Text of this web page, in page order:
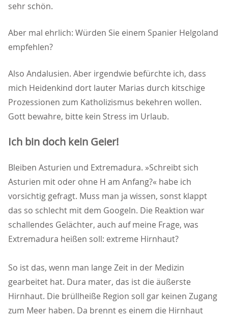
sehr schön.
Aber mal ehrlich: Würden Sie einem Spanier Helgoland
empfehlen?
Also Andalusien. Aber irgendwie befürchte ich, dass
mich Heidenkind dort lauter Marias durch kitschige
Prozessionen zum Katholizismus bekehren wollen.
Gott bewahre, bitte kein Stress im Urlaub.
Ich bin doch kein Geier!
Bleiben Asturien und Extremadura. »Schreibt sich
Asturien mit oder ohne H am Anfang?« habe ich
vorsichtig gefragt. Muss man ja wissen, sonst klappt
das so schlecht mit dem Googeln. Die Reaktion war
schallendes Gelächter, auch auf meine Frage, was
Extremadura heißen soll: extreme Hirnhaut?
So ist das, wenn man lange Zeit in der Medizin
gearbeitet hat. Dura mater, das ist die äußerste
Hirnhaut. Die brüllheiße Region soll gar keinen Zugang
zum Meer haben. Da brennt es einem die Hirnhaut